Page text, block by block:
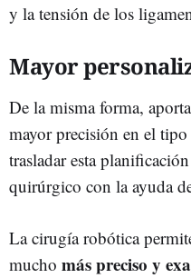
y la tensión de los
Mayor
De la misma forma,
mayor precisión en el
trasladar esta
quirúrgico con la ayuda
La cirugía robótica
mucho más preciso y